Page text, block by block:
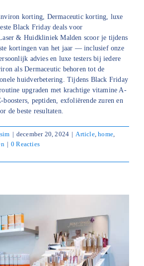
korting, Dermaceutic korting, luxe
Black Friday deals voor
& Huidkliniek Malden scoor je tijdens
kortingen van het jaar — inclusief onze
advies en luxe testers bij iedere
als Dermaceutic behoren tot de
huidverbetering. Tijdens Black Friday
upgraden met krachtige vitamine A-
peptiden, exfoliërende zuren en
de beste resultaten.
| december 20, 2024 | Article,home
| 0 Reacties